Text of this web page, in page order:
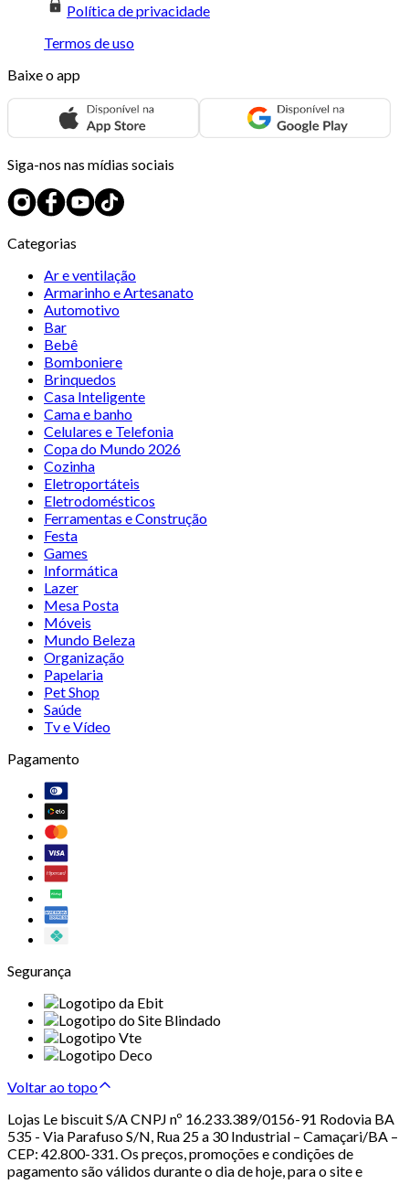
Política de privacidade
Termos de uso
Baixe o app
Siga-nos nas mídias sociais
Categorias
Ar e ventilação
Armarinho e Artesanato
Automotivo
Bar
Bebê
Bomboniere
Brinquedos
Casa Inteligente
Cama e banho
Celulares e Telefonia
Copa do Mundo 2026
Cozinha
Eletroportáteis
Eletrodomésticos
Ferramentas e Construção
Festa
Games
Informática
Lazer
Mesa Posta
Móveis
Mundo Beleza
Organização
Papelaria
Pet Shop
Saúde
Tv e Vídeo
Pagamento
Segurança
Voltar ao topo
Lojas Le biscuit S/A CNPJ nº 16.233.389/0156-91 Rodovia BA
535 - Via Parafuso S/N, Rua 25 a 30 Industrial – Camaçari/BA –
CEP: 42.800-331. Os preços, promoções e condições de
pagamento são válidos durante o dia de hoje, para o site e